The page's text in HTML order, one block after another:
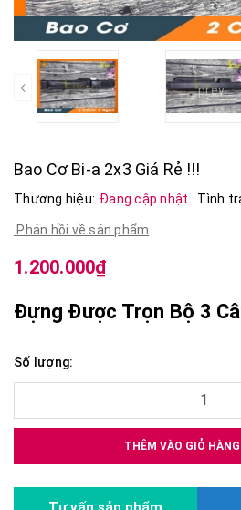
prev
Bao Cơ Bi-a 2x3 Giá Rẻ !!!
Thương hiệu: Đang cập nhật Tình
Phản hồi về sản phẩm
1.200.000₫
Đựng Được Trọn Bộ 3
Số lượng:
THÊM VÀO GIỎ HÀNG